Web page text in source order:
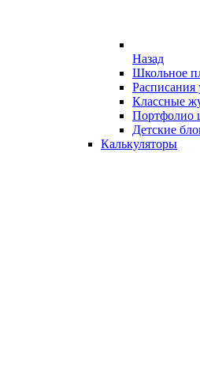
Назад
Школьное
Расписания
Классные
Портфолио
Детские
Калькуляторы